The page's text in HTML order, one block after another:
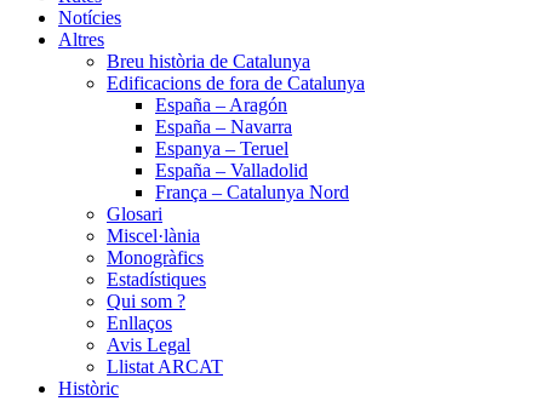
Notícies
Altres
Breu història de Catalunya
Edificacions de fora de Catalunya
España – Aragón
España – Navarra
Espanya – Teruel
España – Valladolid
França – Catalunya Nord
Glosari
Miscel·lània
Monogràfics
Estadístiques
Qui som ?
Enllaços
Avis Legal
Llistat ARCAT
Històric